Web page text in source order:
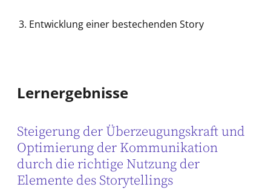
Entwicklung einer bestechenden Story
Lernergebnisse
Steigerung der Überzeugungskraft und
Optimierung der Kommunikation
durch die richtige Nutzung der
Elemente des Storytellings